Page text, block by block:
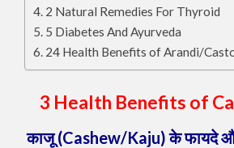
2 Natural Remedies For Thyroid
5 Diabetes And Ayurveda
24 Health Benefits of Arandi/
3 Health Benefits of
काजू (Cashew/Kaju) के फायदे